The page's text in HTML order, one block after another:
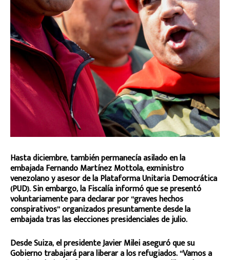
Hasta diciembre, también permanecía asilado en la
embajada Fernando Martínez Mottola, exministro
venezolano y asesor de la Plataforma Unitaria Democrática
(PUD). Sin embargo, la Fiscalía informó que se presentó
voluntariamente para declarar por “graves hechos
conspirativos” organizados presuntamente desde la
embajada tras las elecciones presidenciales de julio.
Desde Suiza, el presidente Javier Milei aseguró que su
Gobierno trabajará para liberar a los refugiados. “Vamos a